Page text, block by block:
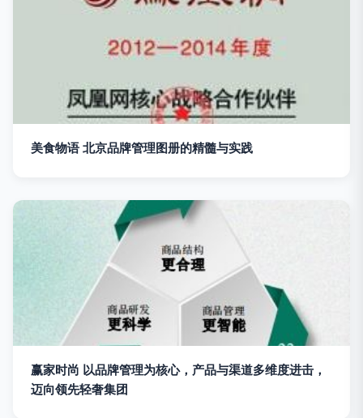
美食物语 北京品牌管理图册的精髓与实践
赢家时尚 以品牌管理为核心，产品与渠道多维度进击，
迈向领先轻奢集团